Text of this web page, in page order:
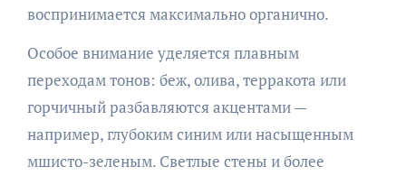
воспринимается максимально органично.
Особое внимание уделяется плавным
переходам тонов: беж, олива, терракота или
горчичный разбавляются акцентами —
например, глубоким синим или насыщенным
мшисто-зеленым. Светлые стены и более